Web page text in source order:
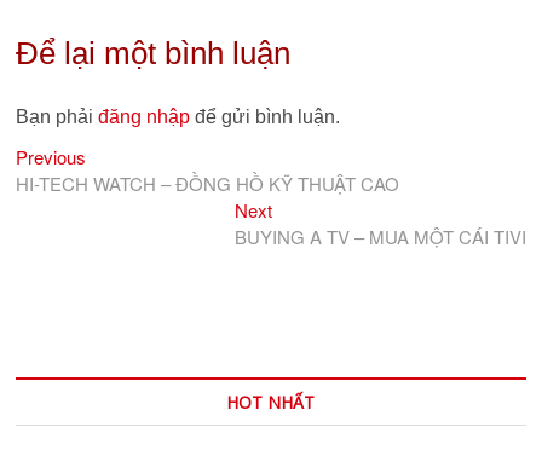
Để lại một bình luận
Bạn phảiđăng nhập để gửi bình luận.
Điều
hướng
Previous
post:
HI-TECH WATCH – ĐỒNG HỒ KỸ THUẬT CAO
NextNext
post:
BUYING A TV – MUA MỘT CÁI TIVI
HOT NHẤT